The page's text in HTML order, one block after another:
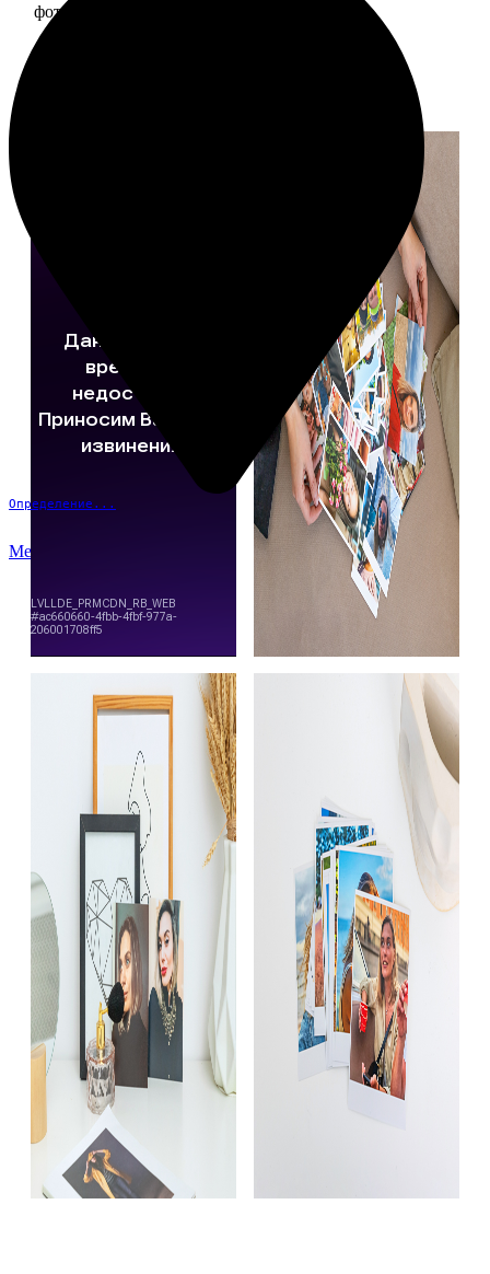
Определение...
Меню
фото 30х40 мат/глянец